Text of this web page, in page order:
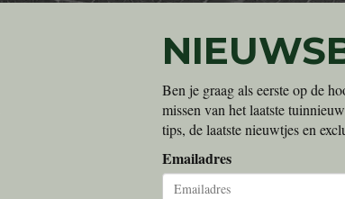
Ben je graag als eerste op de
missen van het laatste
tips, de laatste nieuwtjes en
Emailadres